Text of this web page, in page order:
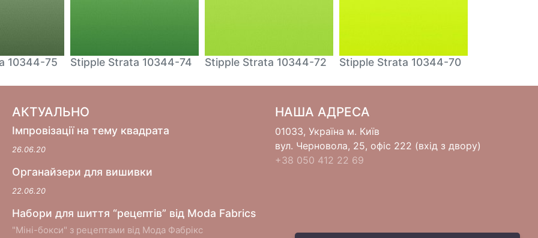
10344-75 Stipple Strata 10344-74 Stipple Strata 10344-72 Stipple Strata 10344-70
АКТУАЛЬНО
Імпровізації на тему квадрата
26.06.20
Органайзери для вишивки
22.06.20
Набори для шиття “рецептів” від Moda Fabrics
"Міні-бокси" з рецептами від Мода Фабрікс
НАША АДРЕСА
01033, Україна м. Київ
вул. Черновола, 25, офіс 222 (вхід з двору)
+38 050 412 22 69